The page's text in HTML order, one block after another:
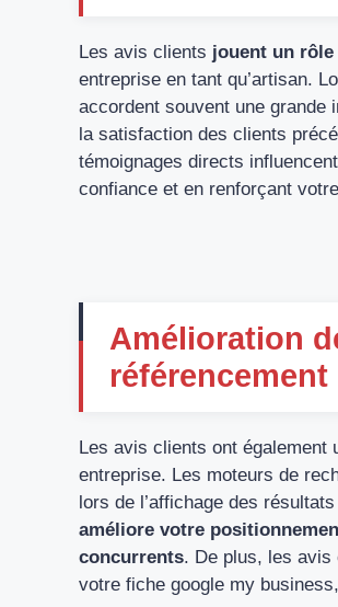
Les avis clients jouent un
entreprise en tant qu’artisan.
accordent souvent une grande
la satisfaction des clients
témoignages directs
confiance et en renforçant
Amélioration
référencement
Les avis clients ont
entreprise. Les moteurs de
lors de l’affichage des
améliore votre
concurrents. De plus, les avis
votre fiche google my